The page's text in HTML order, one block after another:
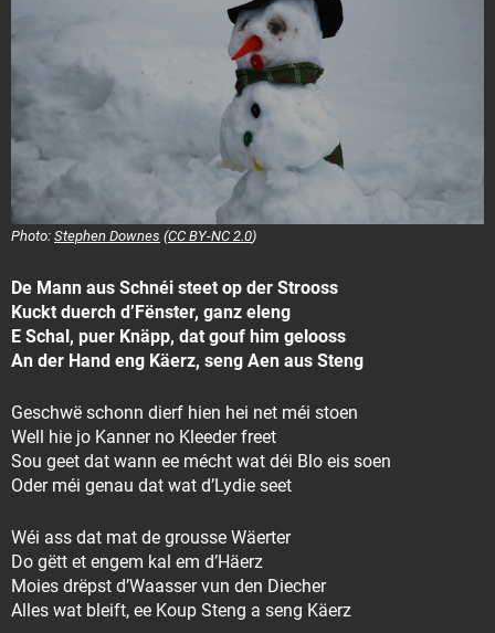
Photo: Stephen Downes (CC BY-NC 2.0)
De Mann aus Schnéi steet op der Strooss
Kuckt duerch d’Fënster, ganz eleng
E Schal, puer Knäpp, dat gouf him gelooss
An der Hand eng Käerz, seng Aen aus Steng
Geschwë schonn dierf hien hei net méi stoen
Well hie jo Kanner no Kleeder freet
Sou geet dat wann ee mécht wat déi Blo eis soen
Oder méi genau dat wat d’Lydie seet
Wéi ass dat mat de grousse Wäerter
Do gëtt et engem kal em d’Häerz
Moies drëpst d’Waasser vun den Diecher
Alles wat bleift, ee Koup Steng a seng Käerz